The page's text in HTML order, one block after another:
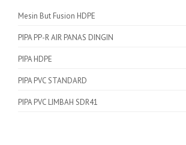
Mesin But Fusion HDPE
PIPA PP-R AIR PANAS DINGIN
PIPA HDPE
PIPA PVC STANDARD
PIPA PVC LIMBAH SDR41